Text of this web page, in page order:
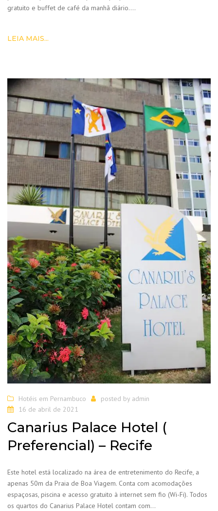
gratuito e buffet de café da manhã diário….
LEIA MAIS...
Hotéis em Pernambuco posted by admin
16 de abril de 2021
Canarius Palace Hotel (
Preferencial) – Recife
Este hotel está localizado na área de entretenimento do Recife, a
apenas 50m da Praia de Boa Viagem. Conta com acomodações
espaçosas, piscina e acesso gratuito à internet sem fio (Wi-Fi). Todos
os quartos do Canarius Palace Hotel contam com…